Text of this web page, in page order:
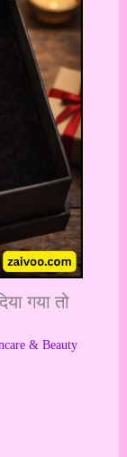
गया तो
& Beauty